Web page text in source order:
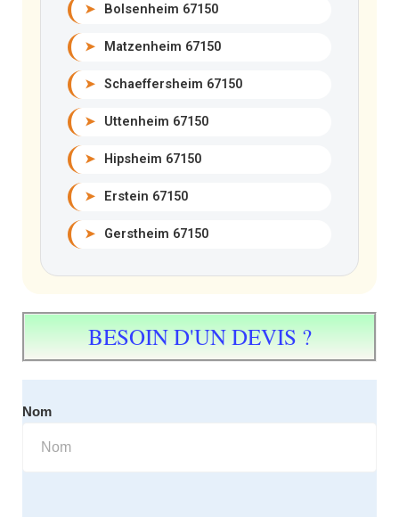
➤ Bolsenheim 67150
➤ Matzenheim 67150
➤ Schaeffersheim 67150
➤ Uttenheim 67150
➤ Hipsheim 67150
➤ Erstein 67150
➤ Gerstheim 67150
BESOIN D'UN DEVIS ?
Nom